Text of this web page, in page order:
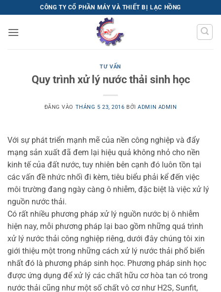
qua
nội
CÔNG TY CỔ PHẦN MÁY VÀ THIẾT BỊ LẠC HỒNG
TƯ VẤN
Quy trình xử lý nước thải sinh học
ĐĂNG VÀO THÁNG 5 23, 2016 BỞIADMIN ADMIN
Với sự phát triển mạnh mẽ của nền công nghiệp và đẩy
mạng sản xuất đã đem lại hiệu quả không nhỏ cho nền
kinh tế của đất nước, tuy nhiên bên cạnh đó luôn tồn tại
các vấn đề nhức nhối đi kèm, tiêu biểu phải kể đến việc
môi trường đang ngày càng ô nhiễm, đặc biệt là việc xử lý
nguồn nước thải.
Có rất nhiều phương pháp xử lý nguồn nước bị ô nhiễm
hiện nay, mỗi phương pháp lại bao gồm những quá trình
xử lý nước thải công nghiệp riêng, dưới đây chúng tôi xin
giới thiệu một trong những cách xử lý nước thải phổ biến
nhất đó là phương pháp sinh học. Phương pháp sinh học
được ứng dụng để xử lý các chất hữu cơ hòa tan có trong
nước thải cũng như một số chất vô cơ như H2S, Sunfit,